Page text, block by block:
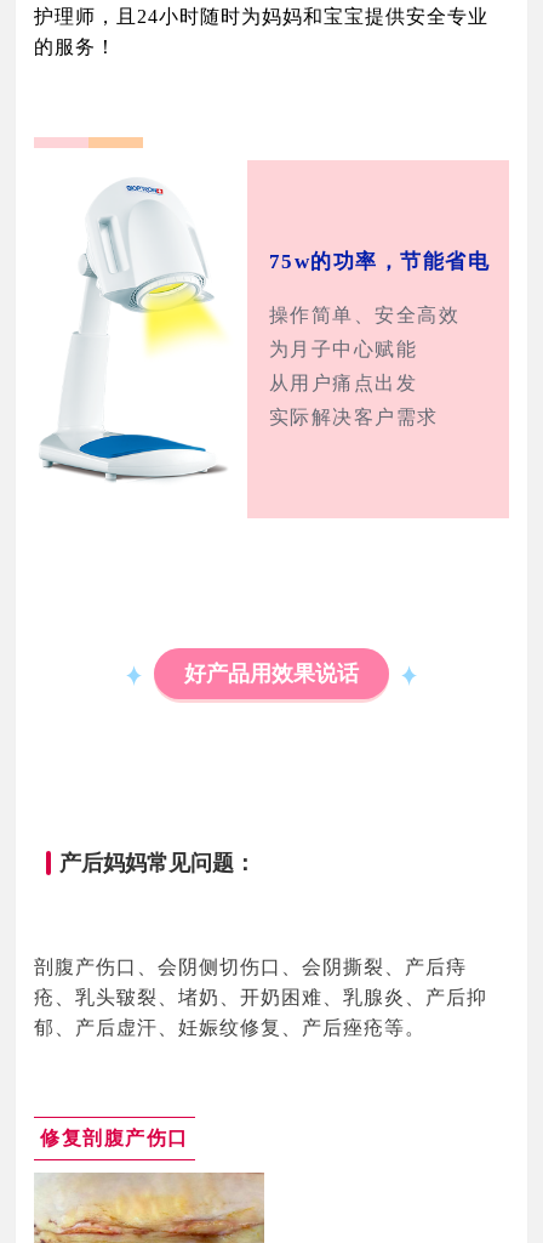
护理师，且24小时随时为妈妈和宝宝提供安全专业
的服务！
75w的功率，节能省电
操作简单、安全高效
为月子中心赋能
从用户痛点出发
实际解决客户需求
好产品用效果说话
产后妈妈常见问题：
剖腹产伤口、会阴侧切伤口、会阴撕裂、产后痔
疮、乳头皲裂、堵奶、开奶困难、乳腺炎、产后抑
郁、产后虚汗、妊娠纹修复、产后痤疮等。
修复剖腹产伤口